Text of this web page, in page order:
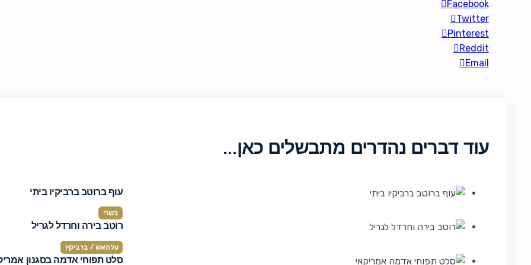
Facebook
Twitter
Pinterest
Reddit
Email
עוד דברים נהדרים מתבשלים כאן…
עוף ברוטב ברביקיו ביתי
בשרי
רוטב בירה וחרדל לגריל
עלהאש / ברביקיו
סלט תפוחי אדמה בסגנון